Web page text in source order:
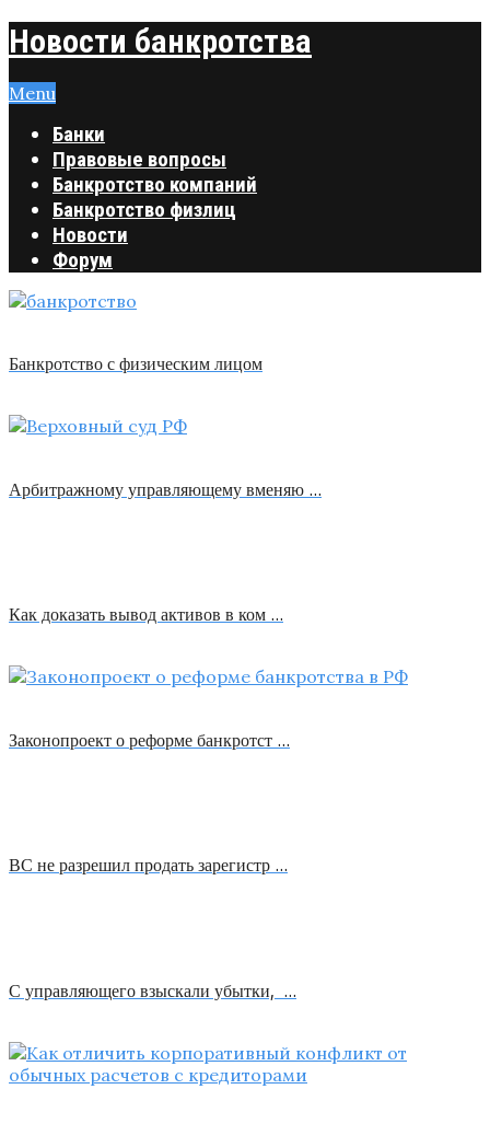
Новости банкротства
Menu
Банки
Правовые вопросы
Банкротство компаний
Банкротство физлиц
Новости
Форум
Банкротство с физическим лицом
Арбитражному управляющему вменяю …
Как доказать вывод активов в ком …
Законопроект о реформе банкротст …
ВС не разрешил продать зарегистр …
С управляющего взыскали убытки, …